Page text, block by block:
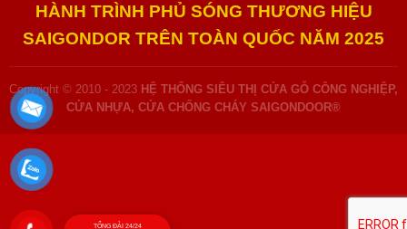
HÀNH TRÌNH PHỦ SÓNG THƯƠNG HIỆU
SAIGONDOR TRÊN TOÀN QUỐC NĂM 2025
Copyright © 2010 - 2023 HỆ THỐNG SIÊU THỊ CỬA GỖ CÔNG NGHIỆP,
CỬA NHỰA, CỬA CHỐNG CHÁY SAIGONDOOR®
TỔNG ĐÀI 24/24